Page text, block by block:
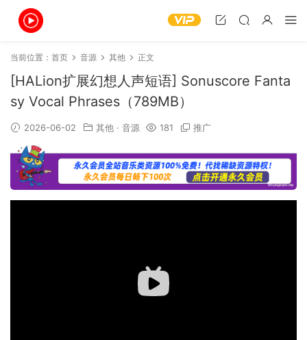
当前位置： 首页 音源 其他 正文
[HALion扩展幻想人声短语] Sonuscore Fanta
sy Vocal Phrases（789MB）
2026-06-02 其他 · 音源 181 推广